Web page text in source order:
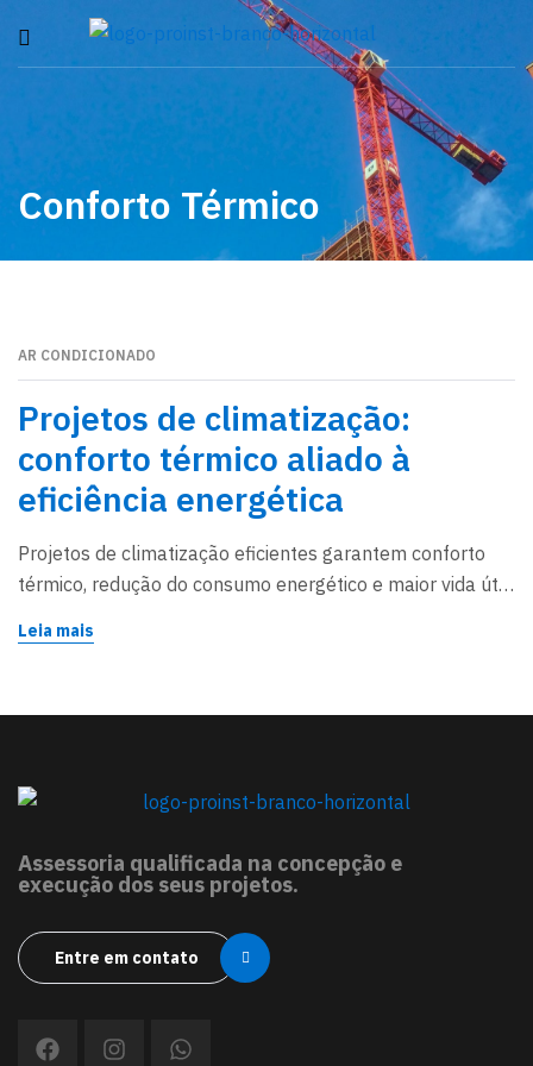
Conforto Térmico
AR CONDICIONADO
Projetos de climatização:
conforto térmico aliado à
eficiência energética
Projetos de climatização eficientes garantem conforto
térmico, redução do consumo energético e maior vida útil
escolha adequada dos sistemas de ar condicionado são
Leia mais
Assessoria qualificada na concepção e
execução dos seus projetos.
Entre em contato